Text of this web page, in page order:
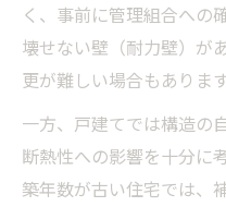
く、事前に管理組合への
壊せない壁（耐力壁）が
更が難しい場合もあります
一方、戸建てでは構造の
断熱性への影響を十分に
築年数が古い住宅では、